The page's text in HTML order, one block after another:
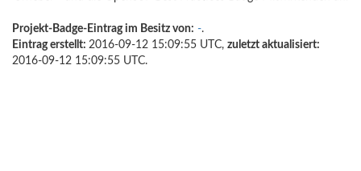
Projekt-Badge-Eintrag im Besitz von: -.
Eintrag erstellt: 2016-09-12 15:09:55 UTC, zuletzt aktualisiert:
2016-09-12 15:09:55 UTC.